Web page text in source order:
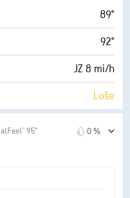
1 %
10 mi
30000 ft
89°
92°
JZ 8 mi/h
Loše
95° 0 %